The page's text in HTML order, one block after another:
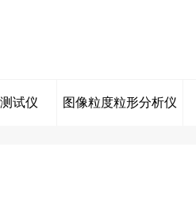
试仪 图像粒度粒形分析仪